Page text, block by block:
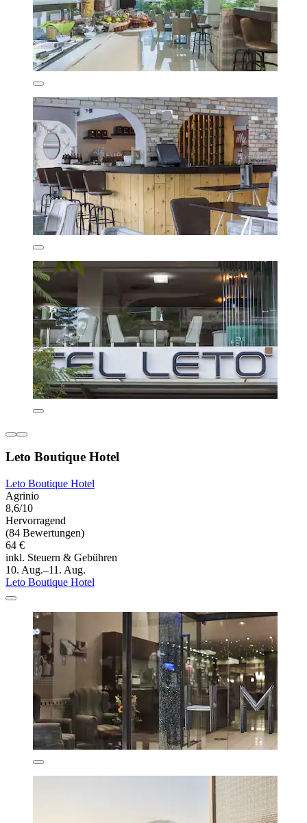
Leto Boutique Hotel
Leto Boutique Hotel
Agrinio
8,6/10
Hervorragend
(84 Bewertungen)
64 €
inkl. Steuern & Gebühren
10. Aug.–11. Aug.
Leto Boutique Hotel